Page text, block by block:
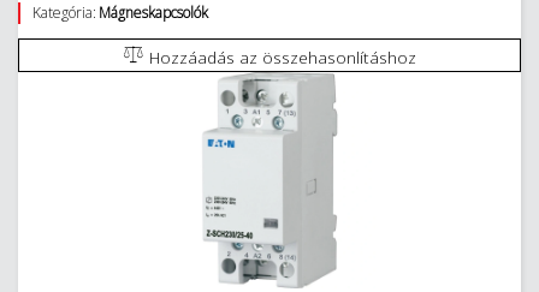
Kategória: Mágneskapcsolók
Hozzáadás az összehasonlításhoz